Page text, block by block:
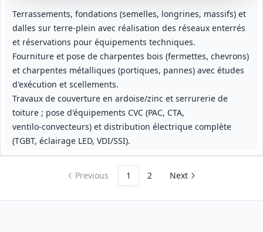
Terrassements, fondations (semelles, longrines, massifs) et
dalles sur terre‑plein avec réalisation des réseaux enterrés
et réservations pour équipements techniques.
Fourniture et pose de charpentes bois (fermettes, chevrons)
et charpentes métalliques (portiques, pannes) avec études
d'exécution et scellements.
Travaux de couverture en ardoise/zinc et serrurerie de
toiture ; pose d'équipements CVC (PAC, CTA,
ventilo‑convecteurs) et distribution électrique complète
(TGBT, éclairage LED, VDI/SSI).
Previous 1 2 Next